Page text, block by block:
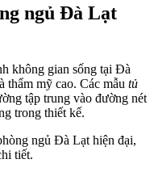
ngủ Đà Lạt
không gian sống tại Đà
thẩm mỹ cao. Các mẫu tủ
tập trung vào đường nét
trong thiết kế.
ngủ Đà Lạt hiện đại,
tiết.